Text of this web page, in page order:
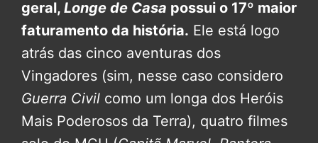
geral, Longe de Casa possui o 17º maior
faturamento da história. Ele está logo
atrás das cinco aventuras dos
Vingadores (sim, nesse caso considero
Guerra Civil como um longa dos Heróis
Mais Poderosos da Terra), quatro filmes